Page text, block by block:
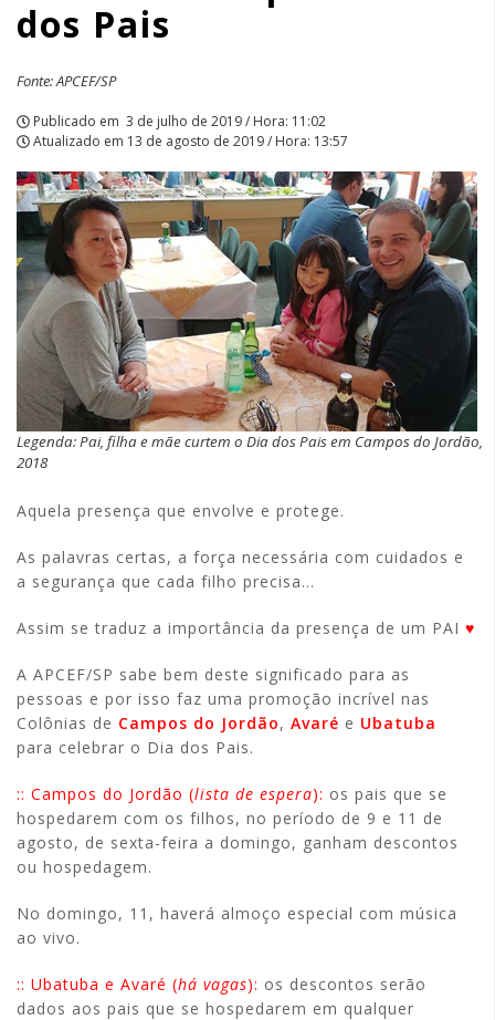
APCEF/SP
dos Pais
Fonte: APCEF/SP
Publicado em 3 de julho de 2019 / Hora: 11:02
Atualizado em 13 de agosto de 2019 / Hora: 13:57
Legenda: Pai, filha e mãe curtem o Dia dos Pais em Campos do Jordão,
2018
Aquela presença que envolve e protege.
As palavras certas, a força necessária com cuidados e
a segurança que cada filho precisa…
Assim se traduz a importância da presença de um PAI ♥
A APCEF/SP sabe bem deste significado para as
pessoas e por isso faz uma promoção incrível nas
Colônias de Campos do Jordão, Avaré e Ubatuba
para celebrar o Dia dos Pais.
:: Campos do Jordão (lista de espera): os pais que se
hospedarem com os filhos, no período de 9 e 11 de
agosto, de sexta-feira a domingo, ganham descontos
ou hospedagem.
No domingo, 11, haverá almoço especial com música
ao vivo.
:: Ubatuba e Avaré (há vagas): os descontos serão
dados aos pais que se hospedarem em qualquer